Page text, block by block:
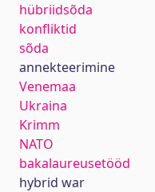
hübriidsõda
konfliktid
sõda
annekteerimine
Venemaa
Ukraina
Krimm
NATO
bakalaureusetööd
hybrid war